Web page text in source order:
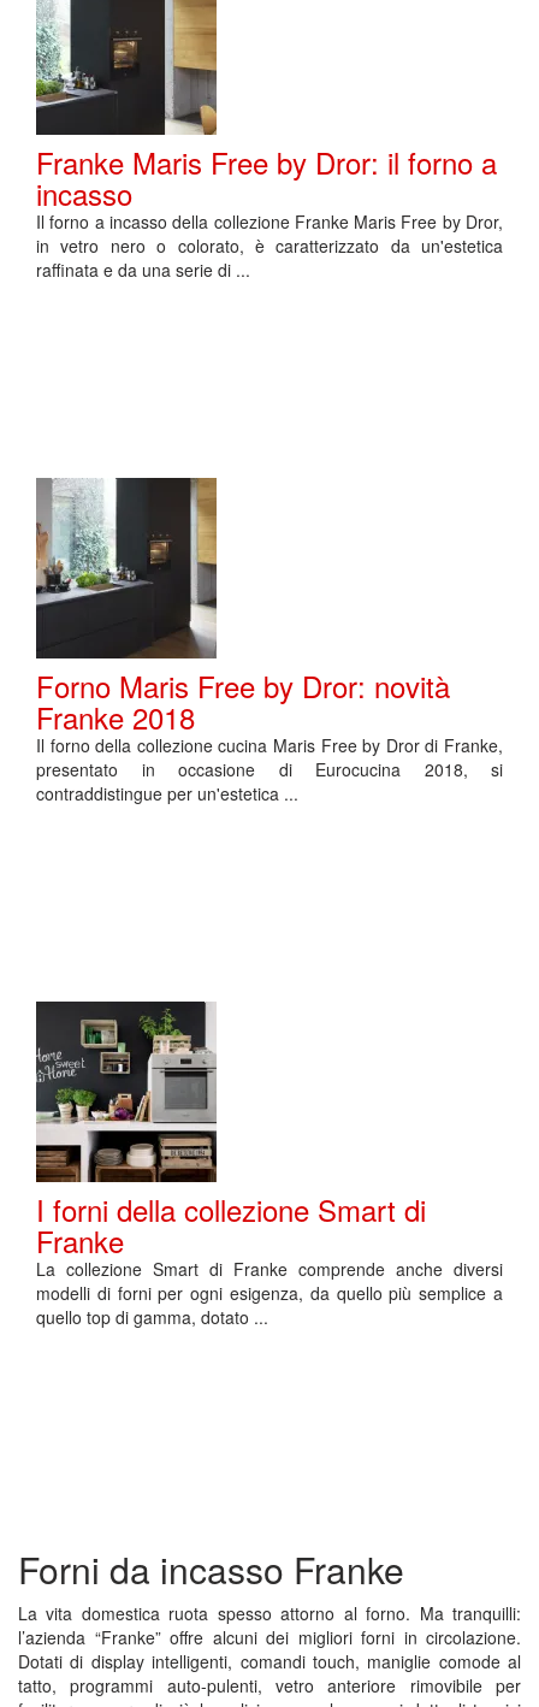
Franke Maris Free by Dror: il forno a
incasso
Il forno a incasso della collezione Franke Maris Free by Dror,
in vetro nero o colorato, è caratterizzato da un'estetica
raffinata e da una serie di ...
Forno Maris Free by Dror: novità
Franke 2018
Il forno della collezione cucina Maris Free by Dror di Franke,
presentato in occasione di Eurocucina 2018, si
contraddistingue per un'estetica ...
I forni della collezione Smart di
Franke
La collezione Smart di Franke comprende anche diversi
modelli di forni per ogni esigenza, da quello più semplice a
quello top di gamma, dotato ...
Forni da incasso Franke
La vita domestica ruota spesso attorno al forno. Ma tranquilli:
l’azienda “Franke” offre alcuni dei migliori forni in circolazione.
Dotati di display intelligenti, comandi touch, maniglie comode al
tatto, programmi auto-pulenti, vetro anteriore rimovibile per